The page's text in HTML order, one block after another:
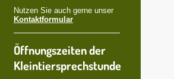
Nutzen Sie auch gerne unser
Kontaktformular
Öffnungszeiten der
Kleintiersprechstunde